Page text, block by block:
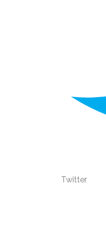
Twitter